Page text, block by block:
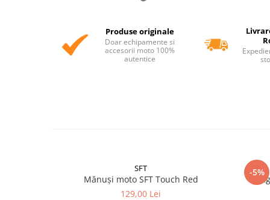
Produse originale
Doar echipamente si
accesorii moto 100%
autentice
SFT
Mănuși moto SFT Touch Red
129,00 Lei
-5%